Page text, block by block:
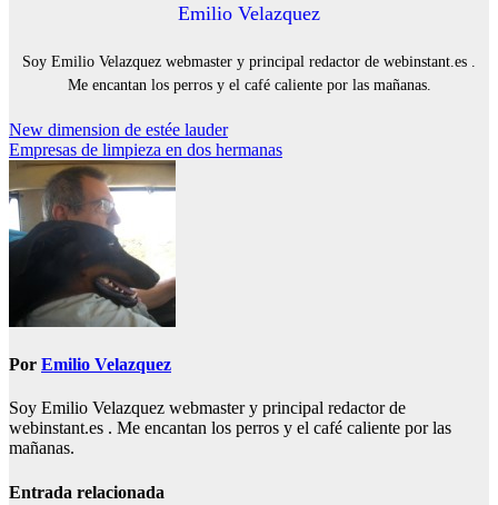
Emilio Velazquez
Soy Emilio Velazquez webmaster y principal redactor de webinstant.es .
Me encantan los perros y el café caliente por las mañanas.
Navegación
de
entradas
New dimension de estée lauder
Empresas de limpieza en dos hermanas
Por Emilio Velazquez
Soy Emilio Velazquez webmaster y principal redactor de
webinstant.es . Me encantan los perros y el café caliente por las
mañanas.
Entrada relacionada